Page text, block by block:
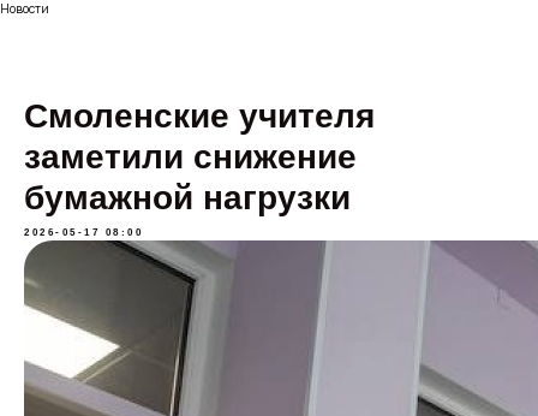
Новости
Смоленские учителя
заметили снижение
бумажной нагрузки
2026-05-17 08:00